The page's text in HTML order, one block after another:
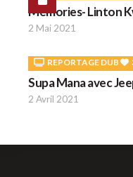
Memories- Linton
2 Mai 2021
REPORTAGE DUB
Supa Mana avec
2 Avril 2021